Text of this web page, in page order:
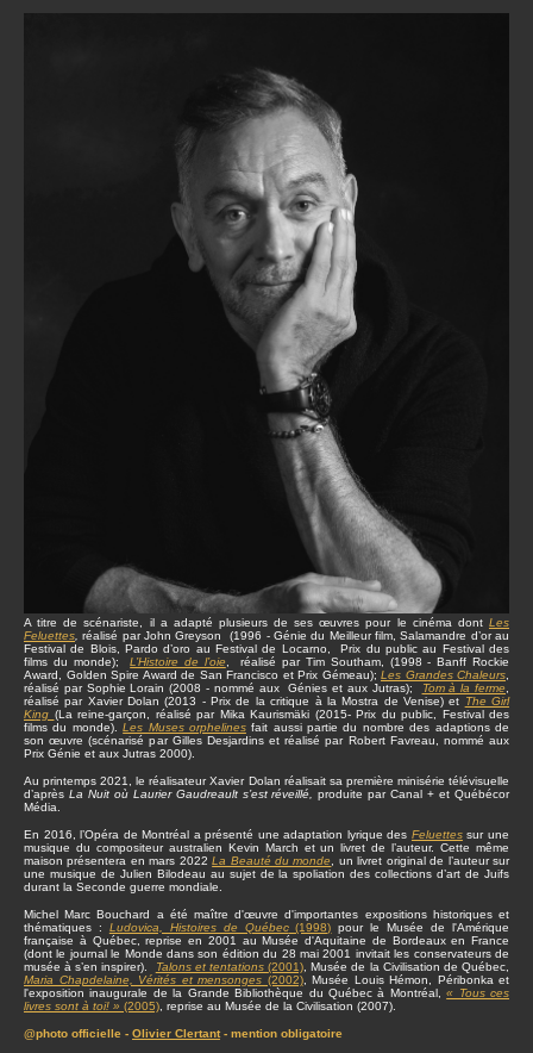
A titre de scénariste, il a adapté plusieurs de ses œuvres pour le cinéma dont Les
Feluettes réalisé par John Greyson (1996 - Génie du Meilleur film, Salamandre d’or au
Festival de Blois, Pardo d’oro au Festival de Locarno, Prix du public au Festival des
films du monde);L’Histoire de l’oie , réalisé par Tim Southam, (1998 - Banff Rockie
Award, Golden Spire Award de San Francisco et Prix Gémeau); Les Grandes Chaleurs
réalisé par Sophie Lorain (2008 - nommé aux Génies et aux Jutras);
Tom à la ferme
réalisé par Xavier Dolan (2013 - Prix de la critique à la Mostra de Venise) et The Girl
King (La reine-garçon, réalisé par Mika Kaurismäki (2015- Prix du public, Festival des
films du monde).Les Muses orphelinesfait aussi partie du nombre des adaptions de
son œuvre (scénarisé par Gilles Desjardins et réalisé par Robert Favreau, nommé aux
Prix Génie et aux Jutras 2000).
Au printemps 2021, le réalisateur Xavier Dolan réalisait sa première minisérie télévisuelle
d’après La Nuit où Laurier Gaudreault s’est réveillé,produite par Canal + et Québécor
Média.
En 2016, l’Opéra de Montréal a présenté une adaptation lyrique des Feluettessur une
musique du compositeur australien Kevin March et un livret de l’auteur. Cette même
maison présentera en mars 2022La Beauté du monde
, un livret original de l’auteur sur
une musique de Julien Bilodeau au sujet de la spoliation des collections d’art de Juifs
durant la Seconde guerre mondiale.
Michel Marc Bouchard a été maître d'œuvre d'importantes expositions historiques et
thématiques : Ludovica, Histoires de Québec(1998) pour le Musée de l'Amérique
française à Québec, reprise en 2001 au Musée d'Aquitaine de Bordeaux en France
(dont le journal le Monde dans son édition du 28 mai 2001 invitait les conservateurs de
musée à s’en inspirer).
Talons et tentations(2001) , Musée de la Civilisation de Québec,
Maria Chapdelaine, Vérités et mensonges (2002), Musée Louis Hémon, Péribonka et
l'exposition inaugurale de la Grande Bibliothèque du Québec à Montréal,« Tous ces
livres sont à toi! » (2005) , reprise au Musée de la Civilisation (2007).
@photo officielle - Olivier Clertant- mention obligatoire